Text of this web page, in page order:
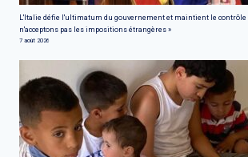
L'Italie défie l'ultimatum du gouvernement et maintient le contrôle
n'acceptons pas les impositions étrangères »
7 août 2026